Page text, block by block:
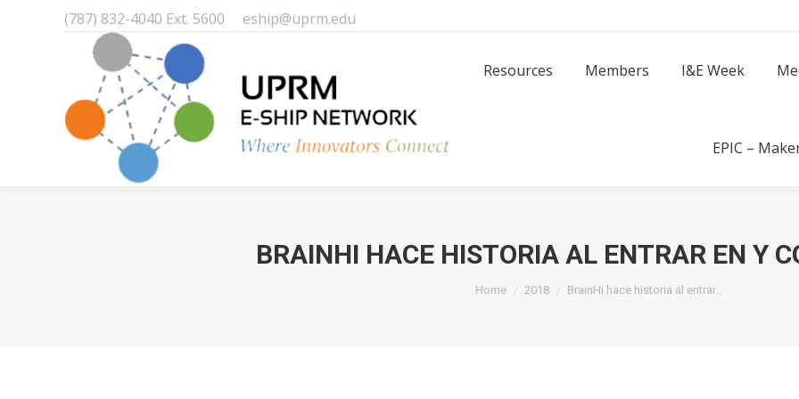
(787) 832-4040 Ext. 5600 eship@uprm.edu
Resources Members I&E Week
EPIC –
BRAINHI HACE HISTORIA AL ENTRAR EN Y
Home 2018 BrainHi hace historia al entrar…
Success Stories